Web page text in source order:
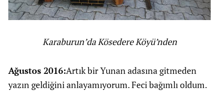
Karaburun’da Kösedere Köyü’nden
Ağustos 2016:Artık bir Yunan adasına gitmeden
yazın geldiğini anlayamıyorum. Feci bağımlı oldum.